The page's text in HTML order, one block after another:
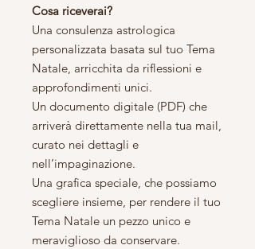
Cosa riceverai?
Una consulenza astrologica
personalizzata basata sul tuo Tema
Natale, arricchita da riflessioni e
approfondimenti unici.
Un documento digitale (PDF) che
arriverà direttamente nella tua mail,
curato nei dettagli e
nell’impaginazione.
Una grafica speciale, che possiamo
scegliere insieme, per rendere il tuo
Tema Natale un pezzo unico e
meraviglioso da conservare.